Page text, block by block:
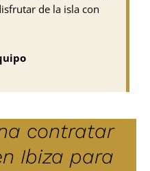
de la isla con
contratar
Ibiza para